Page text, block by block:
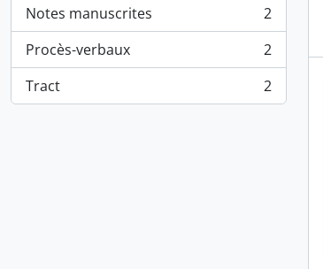
Notes manuscrites
, 2 résultats
2
Procès-verbaux
, 2 résultats
2
Tract
, 2 résultats 2